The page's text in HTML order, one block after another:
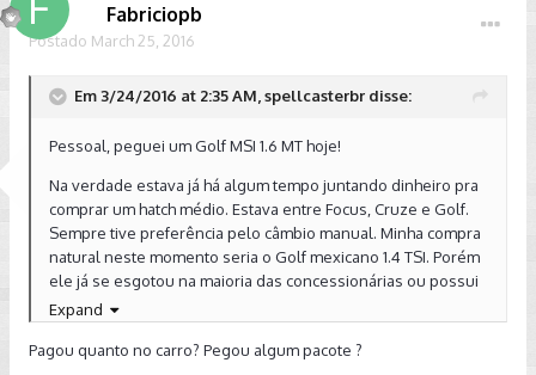
Vou testar ele mais um pouco. Estava achando que seria
mais rápido que o antigo Sportline 1.6 VHT. Mas tô achando
menor torque em baixa rotação.
pelas condições desse nosso Brazilzão atual, ficou um
pouco mais caro que o Focus de entrada, mas com um
acabamento bem melhor, porém infelizmente com um motor
um pouco pior.
São os prós e contras que cada um deve avaliar no
momento da compra. Particularmente fui mais pelos reviews
do Bob Sharp, que não condenaram tanto assim o carro. É
meu perfil não é muito de acelerar não. Mas com certeza
Fabriciopb
Postado March 25, 2016
Em 3/24/2016 at 2:35 AM, spellcasterbr disse:
Pessoal, peguei um Golf MSI 1.6 MT hoje!
Na verdade estava já há algum tempo juntando dinheiro pra
comprar um hatch médio. Estava entre Focus, Cruze e Golf.
Sempre tive preferência pelo câmbio manual. Minha compra
natural neste momento seria o Golf mexicano 1.4 TSI. Porém
ele já se esgotou na maioria das concessionárias ou possui
pacotes que ficam fora do meu orçamento.
O cruze eu acabei descartando, apesar de ter gostado de
Expand
Pagou quanto no carro? Pegou algum pacote ?